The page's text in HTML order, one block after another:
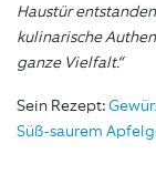
Haustür
kulinarische
ganze Vielfalt.“
Sein Rezept:
Süß-saurem